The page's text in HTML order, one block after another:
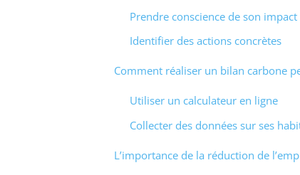
Prendre conscience de son
Identifier des actions concrètes
Comment réaliser un bilan carbone
Utiliser un calculateur en ligne
Collecter des données sur ses
L’importance de la réduction de